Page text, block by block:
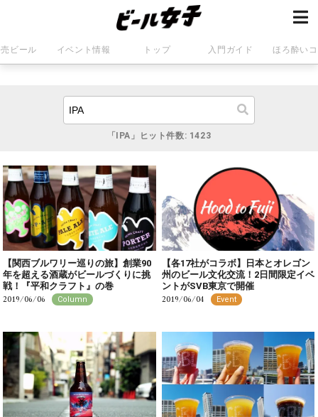
ビール イベント情報 トップ 入門ガイド ほろ酔い
「IPA」ヒット件数: 1423
【関西ブルワリー巡りの旅】創業90
年を超える酒蔵がビールづくりに挑
戦！『平和クラフト』の巻
2019/06/06 Column
【各17社がコラボ】日本とオレゴン
州のビール文化交流！2日間限定イベ
ントがSVB東京で開催
2019/06/04 Event